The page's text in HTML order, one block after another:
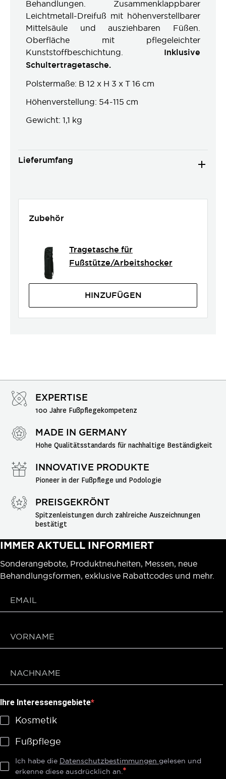
Behandlungen. Zusammenklappbarer
Leichtmetall-Dreifuß mit höhenverstellbarer
Mittelsäule und ausziehbaren Füßen.
Oberfläche mit pflegeleichter
Kunststoffbeschichtung. Inklusive
Schultertragetasche.
Polstermaße: B 12 x H 3 x T 16 cm
Höhenverstellung: 54-115 cm
Gewicht: 1,1 kg
Lieferumfang
Zubehör
Tragetasche für
Fußstütze/Arbeitshocker
HINZUFÜGEN
EXPERTISE
100 Jahre Fußpflegekompetenz
MADE IN GERMANY
Hohe Qualitätsstandards für nachhaltige Beständigkeit
INNOVATIVE PRODUKTE
Pioneer in der Fußpflege und Podologie
PREISGEKRÖNT
Spitzenleistungen durch zahlreiche Auszeichnungen
bestätigt
IMMER AKTUELL INFORMIERT
Sonderangebote, Produktneuheiten, Messen, neue
Behandlungsformen, exklusive Rabattcodes und mehr.
Ihre Interessensgebiete
Kosmetik
Fußpflege
Ich habe die Datenschutzbestimmungen gelesen und
erkenne diese ausdrücklich an.